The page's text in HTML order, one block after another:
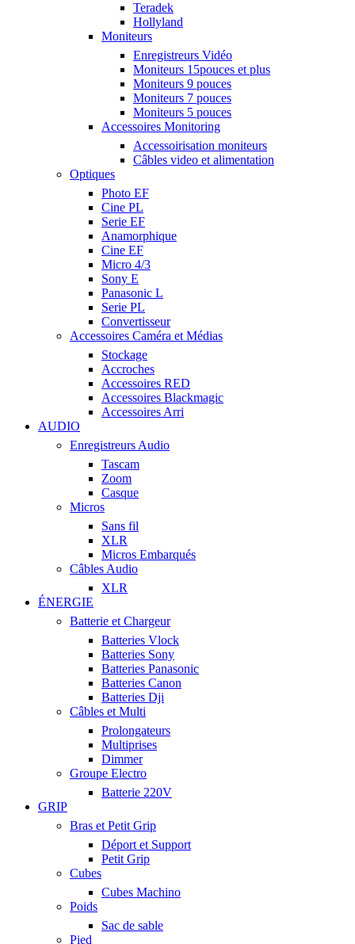
Teradek
Hollyland
Moniteurs
Enregistreurs Vidéo
Moniteurs 15pouces et plus
Moniteurs 9 pouces
Moniteurs 7 pouces
Moniteurs 5 pouces
Accessoires Monitoring
Accessoirisation moniteurs
Câbles video et alimentation
Optiques
Photo EF
Cine PL
Serie EF
Anamorphique
Cine EF
Micro 4/3
Sony E
Panasonic L
Serie PL
Convertisseur
Accessoires Caméra et Médias
Stockage
Accroches
Accessoires RED
Accessoires Blackmagic
Accessoires Arri
AUDIO
Enregistreurs Audio
Tascam
Zoom
Casque
Micros
Sans fil
XLR
Micros Embarqués
Câbles Audio
XLR
ÉNERGIE
Batterie et Chargeur
Batteries Vlock
Batteries Sony
Batteries Panasonic
Batteries Canon
Batteries Dji
Câbles et Multi
Prolongateurs
Multiprises
Dimmer
Groupe Electro
Batterie 220V
GRIP
Bras et Petit Grip
Déport et Support
Petit Grip
Cubes
Cubes Machino
Poids
Sac de sable
Pied